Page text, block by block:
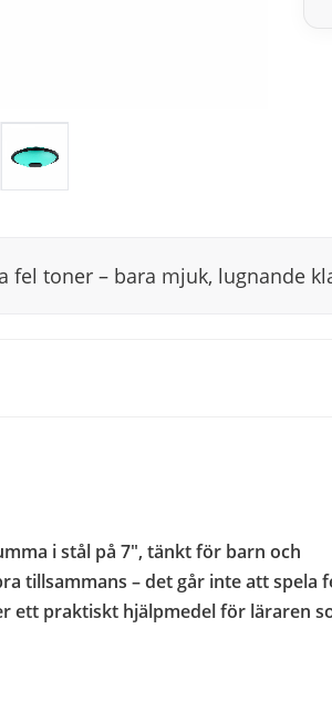
toner – bara mjuk, lugnande
i stål på 7", tänkt för barn och
tillsammans – det går inte att spela
ett praktiskt hjälpmedel för läraren